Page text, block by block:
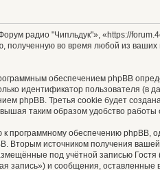
радио "Чипльдук"», «https://
во время любой из ваших
обеспечением phpBB
идентификатор пользователя (в
phpBB. Третья cookie будет
таким образом удобство
обеспечению phpBB,
Вторым источником получения
под учётной записью
запись») и сообщения, оставленные